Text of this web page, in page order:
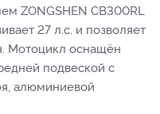
ZONGSHEN CB300RL
27 л.с. и позволяет
Мотоцикл оснащён
подвеской с
алюминиевой